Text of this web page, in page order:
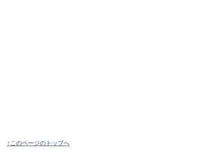
↑このページのトップへ